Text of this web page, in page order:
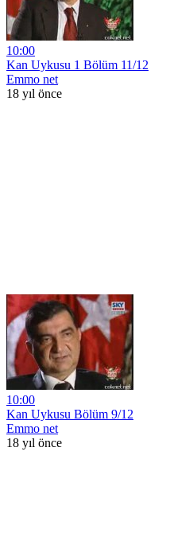
10:00
Kan Uykusu 1 Bölüm 11/12
Emmo net
18 yıl önce
10:00
Kan Uykusu Bölüm 9/12
Emmo net
18 yıl önce